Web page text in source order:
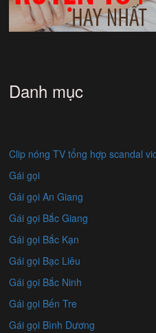
Danh mục
Clip nóng TV tổng hợp scandal
Gái gọi
Gái gọi An Giang
Gái gọi Bắc Giang
Gái gọi Bắc Kạn
Gái gọi Bạc Liêu
Gái gọi Bắc Ninh
Gái gọi Bến Tre
Gái gọi Bình Dương